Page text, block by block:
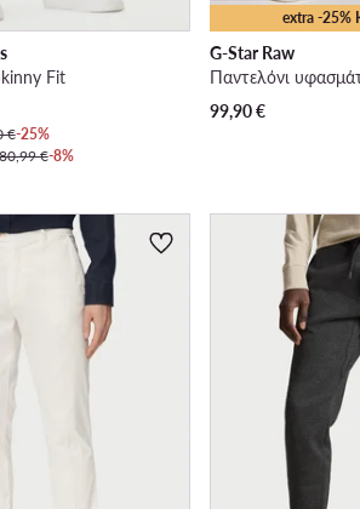
Fit
€-25%
€-8%
extra -25%
G-Star Raw
Παντελόνι
99,90€